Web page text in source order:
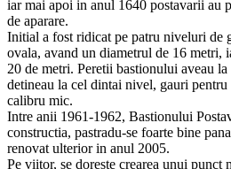
iar mai apoi in anul 1640 postavarii au
de aparare.
Initial a fost ridicat pe patru niveluri de
ovala, avand un diametrul de 16 metri,
20 de metri. Peretii bastionului aveau
detineau la cel dintai nivel, gauri
calibru mic.
Intre anii 1961-1962, Bastionului
constructia, pastradu-se foarte bine
renovat ulterior in anul 2005.
Pe viitor, se doreste crearea unui punct